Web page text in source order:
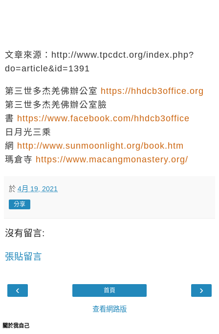
文章來源：http://www.tpcdct.org/index.php?
do=article&id=1391
第三世多杰羌佛辦公室 https://hhdcb3office.org
第三世多杰羌佛辦公室臉
書 https://www.facebook.com/hhdcb3office
日月光三乘
網 http://www.sunmoonlight.org/book.htm
瑪倉寺 https://www.macangmonastery.org/
於 4月 19, 2021
分享
沒有留言:
張貼留言
‹ ›
首頁
查看網路版
關於我自己